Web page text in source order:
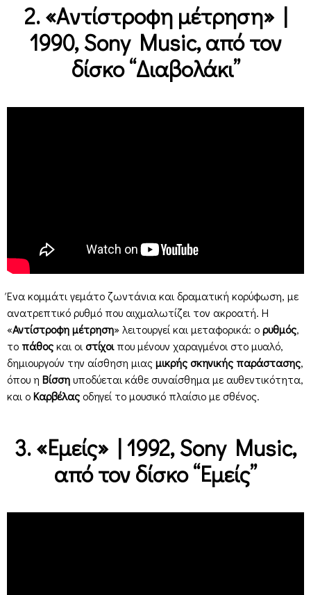
2. «Aντίστροφη μέτρηση» |
1990, Sony Music, από τον
δίσκο “Διαβολάκι”
Ένα κομμάτι γεμάτο ζωντάνια και δραματική κορύφωση, με
ανατρεπτικό ρυθμό που αιχμαλωτίζει τον ακροατή. Η
«Αντίστροφη μέτρηση» λειτουργεί και μεταφορικά: ορυθμός,
το πάθοςκαι οιστίχοιπου μένουν χαραγμένοι στο μυαλό,
δημιουργούν την αίσθηση μιαςμικρής σκηνικής παράστασης,
όπου η Βίσσηυποδύεται κάθε συναίσθημα με αυθεντικότητα,
και οΚαρβέλας οδηγεί το μουσικό πλαίσιο με σθένος.
3. «Εμείς» | 1992, Sony Music,
από τον δίσκο “Εμείς”